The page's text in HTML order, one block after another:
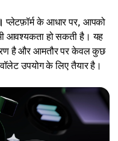
प्लेटफ़ॉर्म के आधार पर, आपको
आवश्यकता हो सकती है। यह
है और आमतौर पर केवल कुछ
उपयोग के लिए तैयार है।